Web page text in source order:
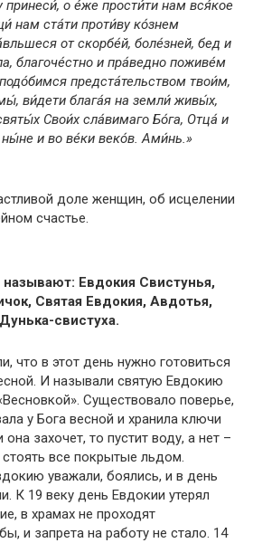
о е́же прости́ти нам вся́кое
нам ста́ти проти́ву ко́знем
от скорбе́й, боле́зней, бед и
благоче́стно и пра́ведно поживе́м
предста́тельством твои́м,
ви́дети блага́я на земли́ живы́х,
Свои́х сла́вимаго Бо́га, Отца́ и
и во ве́ки веко́в. Ами́нь.»
доле женщин, об исцелении
счастье.
Евдокия Свистунья,
Святая Евдокия, Авдотья,
свистуха.
что в этот день нужно готовиться
И называли святую Евдокию
Существовало поверье,
у Бога весной и хранила ключи
захочет, то пустит воду, а нет –
все покрытые льдом.
уважали, боялись, и в день
К 19 веку день Евдокии утерял
в храмах не проходят
и запрета на работу не стало. 14